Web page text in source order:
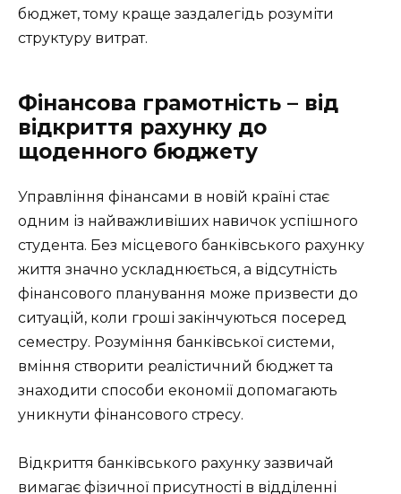
бюджет, тому краще заздалегідь розуміти
структуру витрат.
Фінансова грамотність – від
відкриття рахунку до
щоденного бюджету
Управління фінансами в новій країні стає
одним із найважливіших навичок успішного
студента. Без місцевого банківського рахунку
життя значно ускладнюється, а відсутність
фінансового планування може призвести до
ситуацій, коли гроші закінчуються посеред
семестру. Розуміння банківської системи,
вміння створити реалістичний бюджет та
знаходити способи економії допомагають
уникнути фінансового стресу.
Відкриття банківського рахунку зазвичай
вимагає фізичної присутності в відділенні